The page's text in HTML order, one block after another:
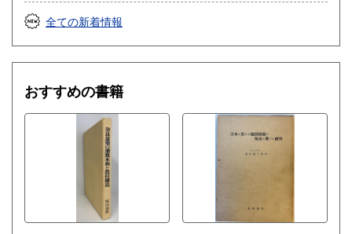
書籍の買取について
rtkhori@wittech.jp
090-3783-8789
哲学宗教、歴史、社会科学、美術工芸、趣味、古書一般（そ
全ての新着情報
おすすめの書籍